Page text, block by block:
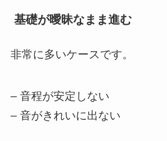
基礎が曖昧なまま進む
非常に多いケースです。
– 音程が安定しない
– 音がきれいに出ない